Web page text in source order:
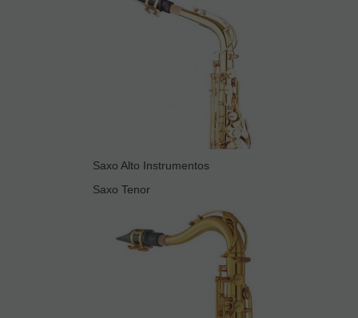
Saxo Alto Instrumentos
Saxo Tenor